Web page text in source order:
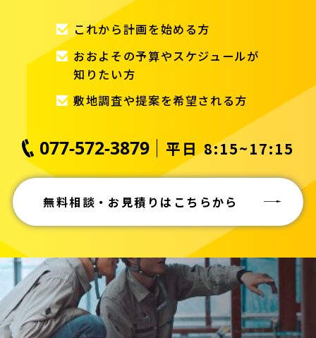
これから計画を始める方
おおよその予算やスケジュールが
知りたい方
敷地調査や提案を希望される方
077-572-3879 平日 8:15~17:15
無料相談・お見積りはこちらから